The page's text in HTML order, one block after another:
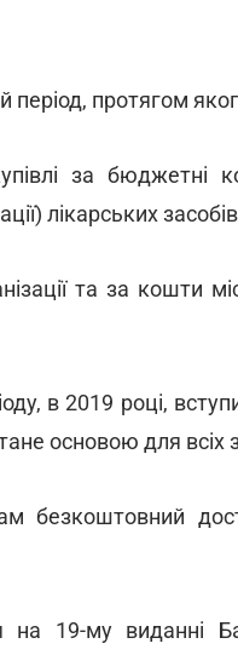
період, протягом
за бюджетні
лікарських
та за кошти
в 2019 році,
основою для всіх
безкоштовний
на 19-му виданні